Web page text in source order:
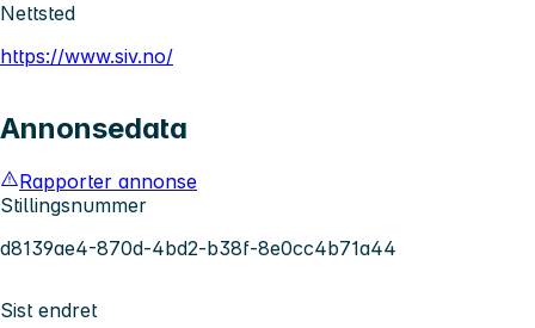
Nettsted
https://www.siv.no/
Annonsedata
Rapporter annonse
Stillingsnummer
d8139ae4-870d-4bd2-b38f-8e0cc4b71a44
Sist endret